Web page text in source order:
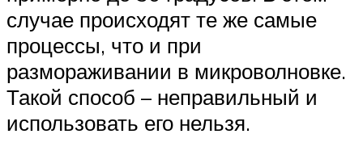
случае происходят те же самые
процессы, что и при
размораживании в микроволновке.
Такой способ – неправильный и
использовать его нельзя.